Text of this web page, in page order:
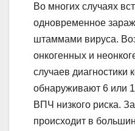
Во многих случаях
одновременное
штаммами вируса.
онкогенных и
случаев диагностики
обнаруживают 6 или
ВПЧ низкого риска.
происходит в